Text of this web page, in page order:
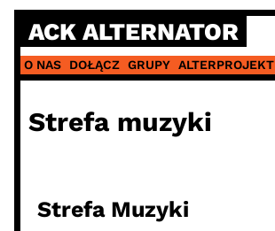
ACK ALTERNATOR
O NAS DOŁĄCZ GRUPY ALTERPROJEKT
Strefa muzyki
Strefa Muzyki